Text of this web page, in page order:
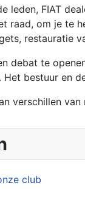
leden, FIAT
raad, om je te
restauratie
debat te
bestuur en
verschillen
club